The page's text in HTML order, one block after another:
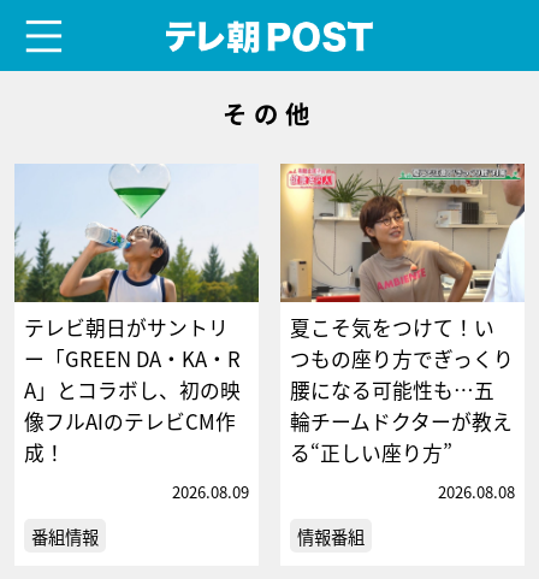
その他
テレビ朝日がサントリ
ー「GREEN DA・KA・R
A」とコラボし、初の映
像フルAIのテレビCM作
成！
2026.08.09
番組情報
夏こそ気をつけて！い
つもの座り方でぎっくり
腰になる可能性も…五
輪チームドクターが教え
る“正しい座り方”
2026.08.08
情報番組